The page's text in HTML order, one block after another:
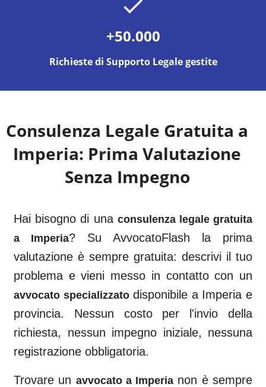
+50.000
Richieste di Supporto Legale gestite
Consulenza Legale Gratuita a
Imperia: Prima Valutazione
Senza Impegno
Hai bisogno di una consulenza legale gratuita
a Imperia? Su AvvocatoFlash la prima
valutazione è sempre gratuita: descrivi il tuo
problema e vieni messo in contatto con un
avvocato specializzato disponibile a Imperia e
provincia. Nessun costo per l'invio della
richiesta, nessun impegno iniziale, nessuna
registrazione obbligatoria.
Trovare un avvocato a Imperia non è sempre